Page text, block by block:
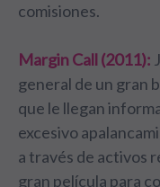
comisiones.
Margin Call (2011):
general de un gran
que le llegan
excesivo
a través de activos
gran película para